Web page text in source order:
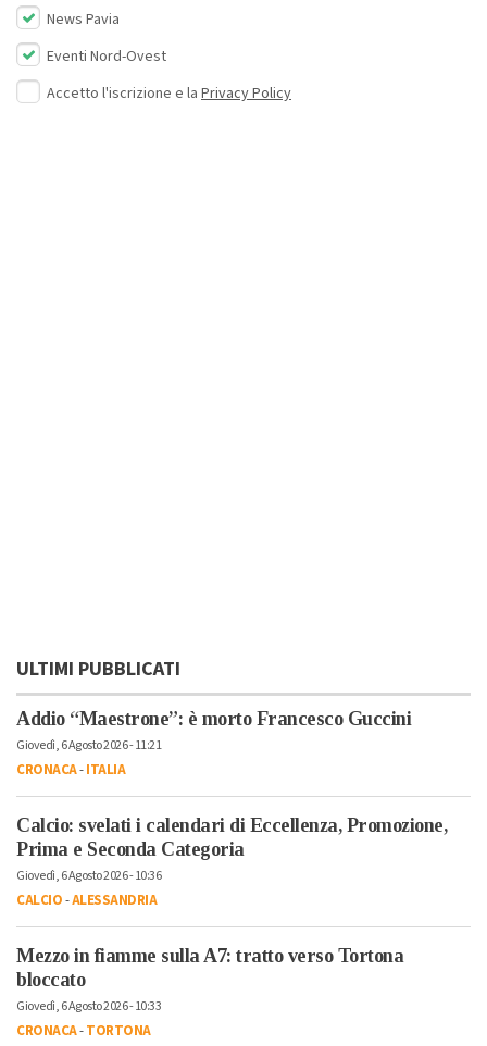
News Pavia
Eventi Nord-Ovest
Accetto l'iscrizione e la Privacy Policy
ULTIMI PUBBLICATI
Addio “Maestrone”: è morto Francesco Guccini
Giovedì, 6 Agosto 2026 - 11:21
CRONACA-ITALIA
Calcio: svelati i calendari di Eccellenza, Promozione,
Prima e Seconda Categoria
Giovedì, 6 Agosto 2026 - 10:36
CALCIO-ALESSANDRIA
Mezzo in fiamme sulla A7: tratto verso Tortona
bloccato
Giovedì, 6 Agosto 2026 - 10:33
CRONACA-TORTONA